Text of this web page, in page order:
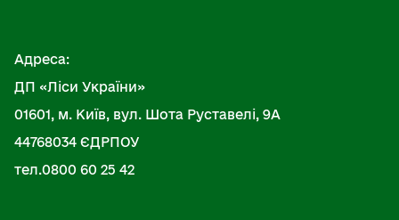
Адреса:
ДП «Ліси України»
01601, м. Київ, вул. Шота Руставелі, 9А
44768034 ЄДРПОУ
тел.0800 60 25 42